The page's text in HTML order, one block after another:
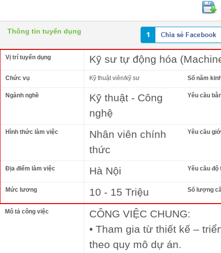
Thông tin tuyển dụng
Vị trí tuyển dụng Kỹ sư tự động hóa
Chức vụ Kỹ thuật viên/kỹ sư Số năm
Ngành nghề
Kỹ thuật - Công
nghệ
Yêu cầu
Hình thức làm việc
Nhân viên chính
thức
Yêu cầu
Địa điểm làm việc Hà Nội Yêu cầu độ
Mức lương 10 - 15 Triệu Số lượng
Mô tả công việc
CÔNG VIỆC CHUNG:
• Tham gia từ thiết kế –
theo quy mô dự án.